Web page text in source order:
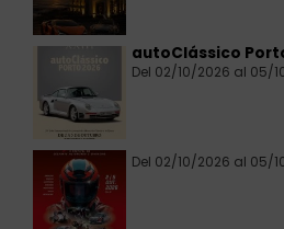
autoClássico
Del 02/10/2026 al 05/
Del 02/10/2026 al 05/